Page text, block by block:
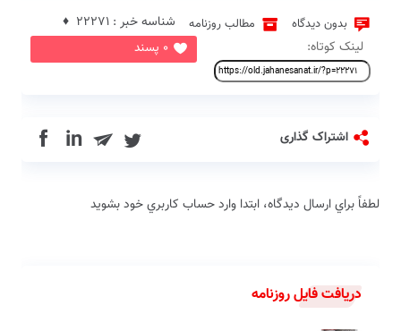
بدون دیدگاه مطالب روزنامه
0 پسند
شناسه خبر : 22271 ♦
لینک کوتاه:
اشتراک گذاری in
لطفاً براي ارسال دیدگاه، ابتدا وارد حساب كاربري خود بشويد
دریافت فایل روزنامه